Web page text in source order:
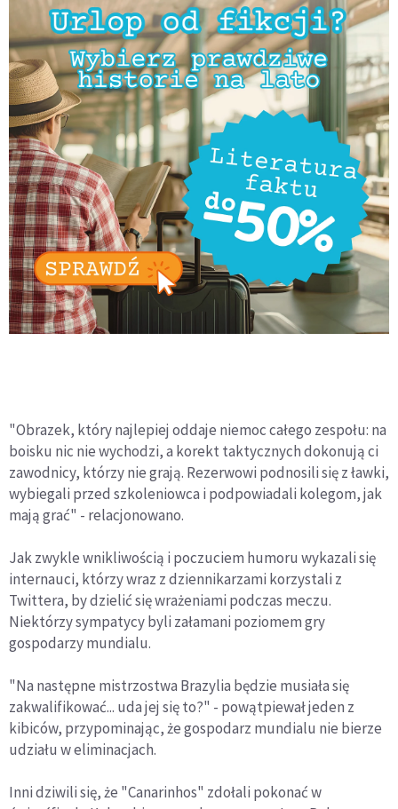
"Obrazek, który najlepiej oddaje niemoc całego zespołu: na
boisku nic nie wychodzi, a korekt taktycznych dokonują ci
zawodnicy, którzy nie grają. Rezerwowi podnosili się z ławki,
wybiegali przed szkoleniowca i podpowiadali kolegom, jak
mają grać" - relacjonowano.
Jak zwykle wnikliwością i poczuciem humoru wykazali się
internauci, którzy wraz z dziennikarzami korzystali z
Twittera, by dzielić się wrażeniami podczas meczu.
Niektórzy sympatycy byli załamani poziomem gry
gospodarzy mundialu.
"Na następne mistrzostwa Brazylia będzie musiała się
zakwalifikować... uda jej się to?" - powątpiewał jeden z
kibiców, przypominając, że gospodarz mundialu nie bierze
udziału w eliminacjach.
Inni dziwili się, że "Canarinhos" zdołali pokonać w